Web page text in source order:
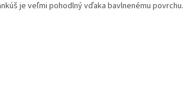
je veľmi pohodlný vďaka bavlnenému povrchu.